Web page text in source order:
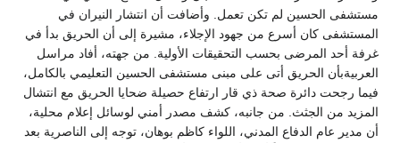
مستشفى الحسين لم تكن تعمل. وأضافت أن انتشار النيران في
المستشفى كان أسرع من جهود الإجلاء، مشيرة إلى أن الحريق بدأ في
غرفة أحد المرضى بحسب التحقيقات الأولية. من جهته، أفاد مراسل
العربيةبأن الحريق أتى على مبنى مستشفى الحسين التعليمي بالكامل،
فيما رجحت دائرة صحة ذي قار ارتفاع حصيلة ضحايا الحريق مع انتشال
المزيد من الجثث. من جانبه، كشف مصدر أمني لوسائل إعلام محلية،
أن مدير عام الدفاع المدني، اللواء كاظم بوهان، توجه إلى الناصرية بعد